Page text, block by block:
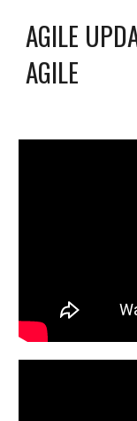
AGILE
AGILE